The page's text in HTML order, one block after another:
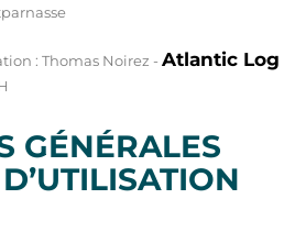
: Thomas Noirez - Atlantic Log
GÉNÉRALES